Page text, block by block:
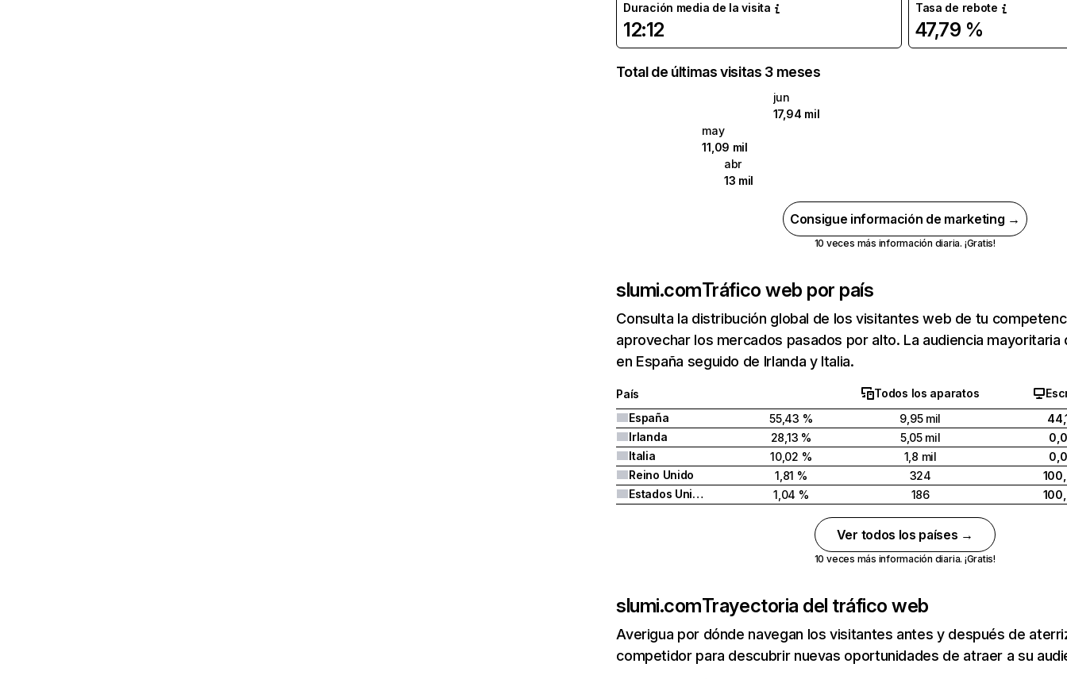
Duración media de la visita
12:12
Tasa de rebote
47,79 %
Total de últimas visitas 3 meses
jun
17,94 mil
may
11,09 mil
abr
13 mil
Consigue información de marketing →
10 veces más información diaria. ¡Gratis!
slumi.comTráfico web por país
Consulta la distribución global de los visitantes web de tu
aprovechar los mercados pasados por alto. La audiencia mayoritaria
en España seguido de Irlanda y Italia.
País Todos los aparatos
España
55,43 % 9,95 mil
Irlanda
28,13 % 5,05 mil
Italia
10,02 % 1,8 mil
Reino Unido
1,81 % 324
Estados Unidos
1,04 % 186
Ver todos los países →
10 veces más información diaria. ¡Gratis!
slumi.comTrayectoria del tráfico web
Averigua por dónde navegan los visitantes antes y después de
competidor para descubrir nuevas oportunidades de atraer a su